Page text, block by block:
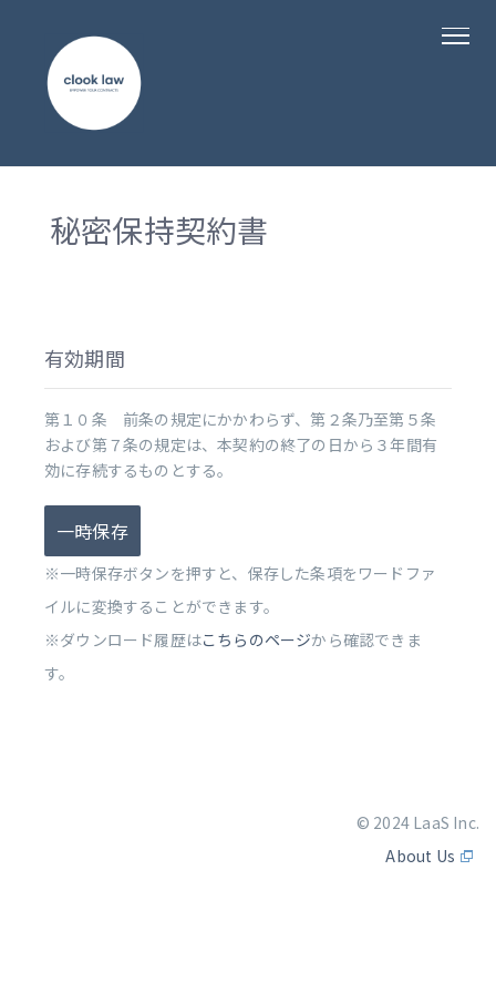
秘密保持契約書
有効期間
第１０条 前条の規定にかかわらず、第２条乃至第５条
および第７条の規定は、本契約の終了の日から３年間有
効に存続するものとする。
一時保存
※一時保存ボタンを押すと、保存した条項をワードファ
イルに変換することができます。
※ダウンロード履歴はこちらのページから確認できま
す。
© 2024 LaaS Inc.
About Us